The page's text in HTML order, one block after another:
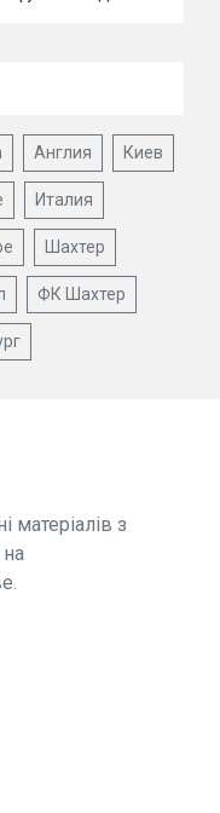
Англия Киев
Италия
Шахтер
ФК Шахтер
матеріалів з